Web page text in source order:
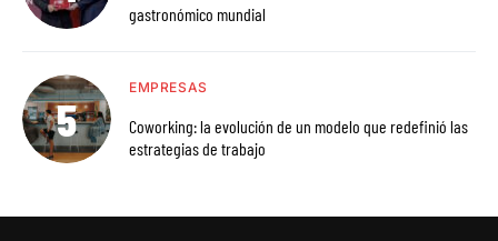
gastronómico mundial
EMPRESAS
Coworking: la evolución de un modelo que redefinió las
estrategias de trabajo